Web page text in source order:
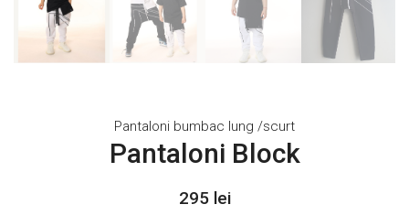
Pantaloni bumbac lung /scurt
Pantaloni Block
295 lei